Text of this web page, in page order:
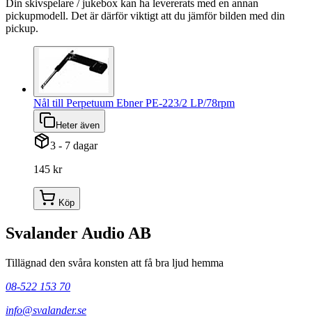
Din skivspelare / jukebox kan ha levererats med en annan
pickupmodell. Det är därför viktigt att du jämför bilden med din
pickup.
Nål till Perpetuum Ebner PE-223/2 LP/78rpm
Heter även
3 - 7 dagar
145 kr
Köp
Svalander Audio AB
Tillägnad den svåra konsten att få bra ljud hemma
08-522 153 70
info@svalander.se